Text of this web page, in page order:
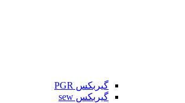
گیربکس PGR
گیربکس sew